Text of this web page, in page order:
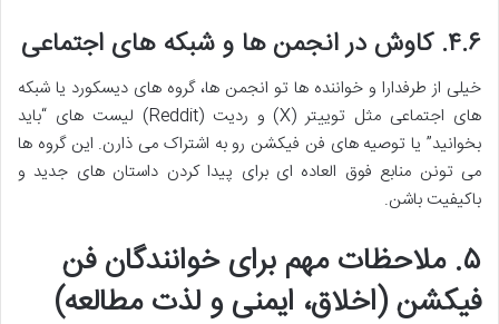
۴.۶. کاوش در انجمن ها و شبکه های اجتماعی
خیلی از طرفدارا و خواننده ها تو انجمن ها، گروه های دیسکورد یا شبکه
های اجتماعی مثل توییتر (X) و ردیت (Reddit) لیست های “باید
بخوانید” یا توصیه های فن فیکشن رو به اشتراک می ذارن. این گروه ها
می تونن منابع فوق العاده ای برای پیدا کردن داستان های جدید و
باکیفیت باشن.
۵. ملاحظات مهم برای خوانندگان فن
فیکشن (اخلاق، ایمنی و لذت مطالعه)